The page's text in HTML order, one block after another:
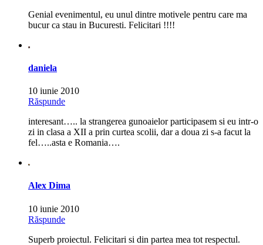
Genial evenimentul, eu unul dintre motivele pentru care ma
bucur ca stau in Bucuresti. Felicitari !!!!
daniela
10 iunie 2010
Răspunde
interesant….. la strangerea gunoaielor participasem si eu intr-o
zi in clasa a XII a prin curtea scolii, dar a doua zi s-a facut la
fel…..asta e Romania….
Alex Dima
10 iunie 2010
Răspunde
Superb proiectul. Felicitari si din partea mea tot respectul.